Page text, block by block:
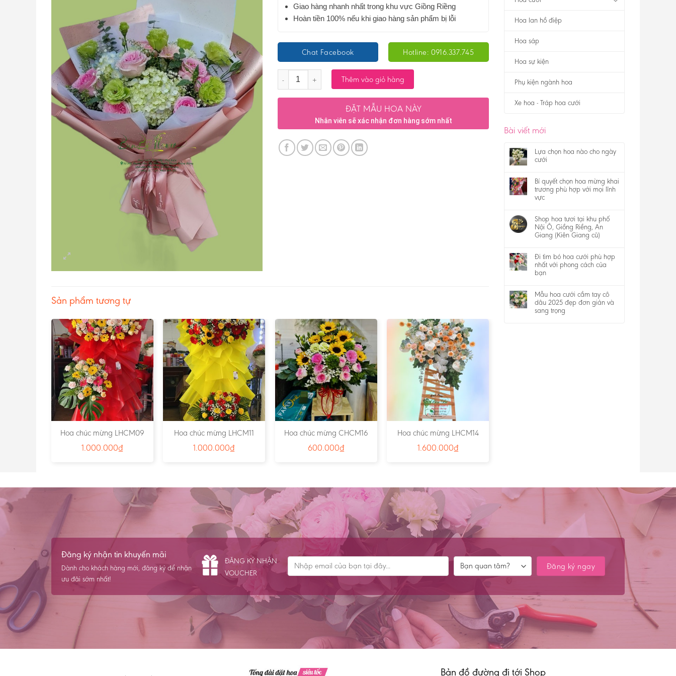
Hoa lan hồ điệp
Hoa sáp
Hoa sự kiện
Phụ kiện ngành hoa
Xe hoa - Tráp hoa cưới
Bài viết mới
Lựa chọn hoa nào cho ngày
cưới
Bí quyết chọn hoa mừng khai
trương phù hợp với mọi lĩnh
vực
Shop hoa tươi tại khu phố
Nội Ô, Giồng Riềng, An
Giang (Kiên Giang cũ)
Đi tìm bó hoa cưới phù hợp
nhất với phong cách của
bạn
Mẫu hoa cưới cầm tay cô
dâu 2025 đẹp đơn giản và
sang trọng
Giao hàng nhanh nhất trong khu vực Giồng Riềng
Hoàn tiền 100% nếu khi giao hàng sản phẩm bị lỗi
Chat Facebook Hotline: 0916.337.745
Số lượng Thêm vào giỏ hàng
ĐẶT MẪU HOA NÀY
Nhân viên sẽ xác nhận đơn hàng sớm nhất
Sản phẩm tương tự
Hoa chúc mừng LHCM09
1.000.000₫
Hoa chúc mừng LHCM11
1.000.000₫
Hoa chúc mừng CHCM16
600.000₫
Hoa chúc mừng LHCM14
1.600.000₫
Đăng ký nhận tin khuyến mãi
Dành cho khách hàng mới, đăng ký để nhận
ưu đãi sớm nhất!
ĐĂNG KÝ NHẬN
VOUCHER
Bản đồ đường đi tới Shop